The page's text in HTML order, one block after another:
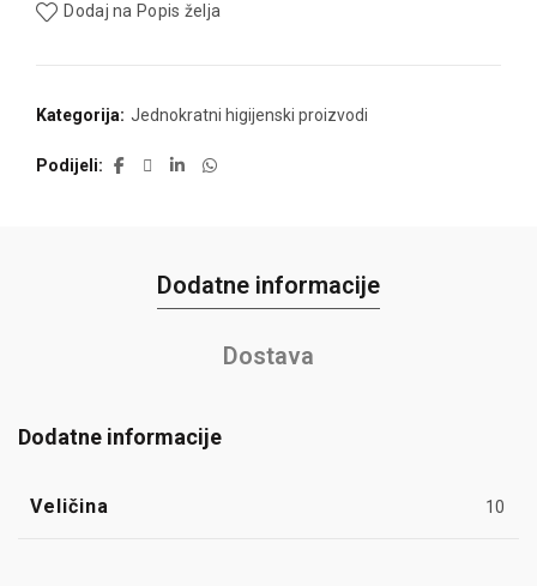
Dodaj na Popis želja
Kategorija: Jednokratni higijenski proizvodi
Podijeli
Dodatne informacije
Dostava
Dodatne informacije
Veličina 10